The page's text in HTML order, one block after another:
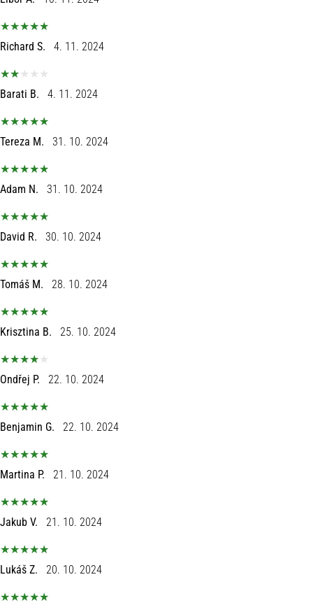
Richard S. 4. 11. 2024
Barati B. 4. 11. 2024
Tereza M. 31. 10. 2024
Adam N. 31. 10. 2024
David R. 30. 10. 2024
Tomáš M. 28. 10. 2024
Krisztina B. 25. 10. 2024
Ondřej P. 22. 10. 2024
Benjamin G. 22. 10. 2024
Martina P. 21. 10. 2024
Jakub V. 21. 10. 2024
Lukáš Z. 20. 10. 2024